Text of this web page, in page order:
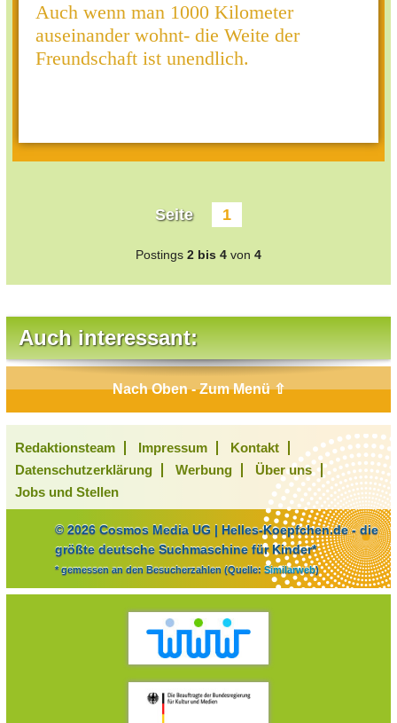
Auch wenn man 1000 Kilometer
auseinander wohnt- die Weite der
Freundschaft ist unendlich.
Seite 1
Postings 2 bis 4 von 4
Auch interessant:
Nach Oben - Zum Menü ⇧
Redaktionsteam Impressum
Kontakt
Datenschutzerklärung
Werbung
Über uns
Jobs und Stellen
© 2026 Cosmos Media UG | Helles-Koepfchen.de - die
größte deutsche Suchmaschine für Kinder*
* gemessen an den Besucherzahlen (Quelle: Similarweb)